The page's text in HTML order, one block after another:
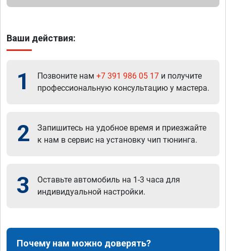
Ваши действия:
1 Позвоните нам +7 391 986 05 17 и получите
профессиональную консультацию у мастера.
2
Запишитесь на удобное время и приезжайте
к нам в сервис на установку чип тюнинга.
3
Оставьте автомобиль на 1-3 часа для
индивидуальной настройки.
Почему нам можно доверять?